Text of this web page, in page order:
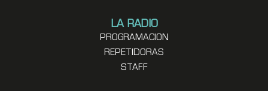
LA RADIO
PROGRAMACION
REPETIDORAS
STAFF